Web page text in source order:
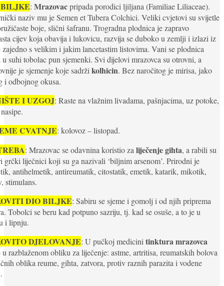
: Mrazovacpripada porodici ljiljana (Familiae Liliaceae).
naziv mu je Semen et Tubera Colchici. Veliki cvjetovi su svijetle
boje, slični šafranu. Trogradna plodnica je zapravo
cijev koja obavija i lukovicu, razvija se duboko u zemlji i izlazi iz
zajedno s velikim i jakim lancetastim listovima. Vani se plodnica
u suhi tobolac pun sjemenki. Svi dijelovi mrazovca su otrovni, a
je sjemenje koje sadržikolhicin. Bez naročitog je mirisa, jako
i odbojnog okusa.
I UZGOJ: Raste na vlažnim livadama, pašnjacima, uz potoke,
CVATNJE: kolovoz – listopad.
: Mrazovac se odavnina koristio zaliječenje gihta, a rabili su
grčki liječnici koji su ga nazivali ‘biljnim arsenom’. Prirodni je
antihelmetik, antireumatik, citostatik, emetik, katarik, mikotik,
stimulans.
DIO BILJKE: Sabiru se sjeme i gomolj i od njih priprema
Tobolci se beru kad potpuno sazriju, tj. kad se osuše, a to je u
i lipnju.
DJELOVANJE: U pučkoj medicinitinktura mrazovca
u razblaženom obliku za liječenje: astme, artritisa, reumatskih bolova
oblika reume, gihta, zatvora, protiv raznih parazita i vodene